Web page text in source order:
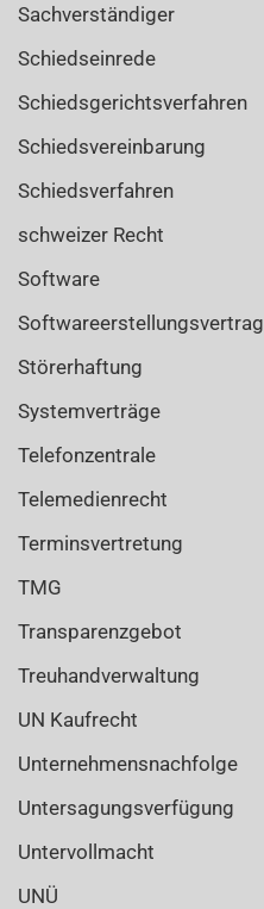
Sachverständiger
Schiedseinrede
Schiedsgerichtsverfahren
Schiedsvereinbarung
Schiedsverfahren
schweizer Recht
Software
Softwareerstellungsvertrag
Störerhaftung
Systemverträge
Telefonzentrale
Telemedienrecht
Terminsvertretung
TMG
Transparenzgebot
Treuhandverwaltung
UN Kaufrecht
Unternehmensnachfolge
Untersagungsverfügung
Untervollmacht
UNÜ